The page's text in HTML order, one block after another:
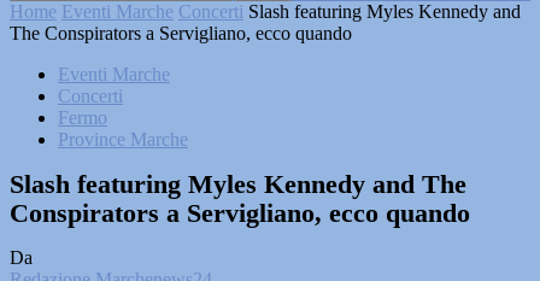
Home Eventi Marche Concerti Slash featuring Myles Kennedy and
The Conspirators a Servigliano, ecco quando
Eventi Marche
Concerti
Fermo
Province Marche
Slash featuring Myles Kennedy and The
Conspirators a Servigliano, ecco quando
Da